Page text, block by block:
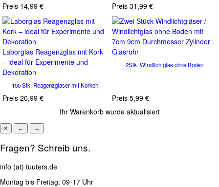
Preis 14,99 € Preis 31,99 €
Laborglas Reagenzglas mit Kork
– ideal für Experimente und
Dekoration
100 Stk. Reagenzgläser mit Korken
Preis 20,99 €
2Stk. Windlichtglas ohne Boden
Preis 5,99 €
Ihr Warenkorb wurde aktualisiert
× ← →
Fragen? Schreib uns.
info (at) tuuters.de
Montag bis Freitag: 09-17 Uhr